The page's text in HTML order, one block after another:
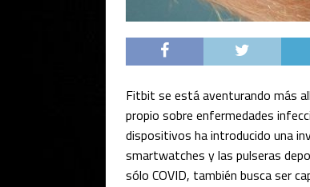
Fitbit se está aventurando más
propio sobre enfermedades
dispositivos ha introducido una
smartwatches y las pulseras
sólo COVID, también busca ser